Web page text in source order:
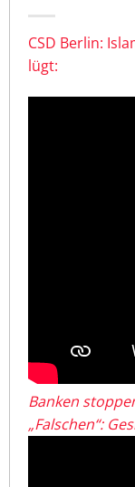
CSD Berlin:
lügt:
Banken
„Falschen“: